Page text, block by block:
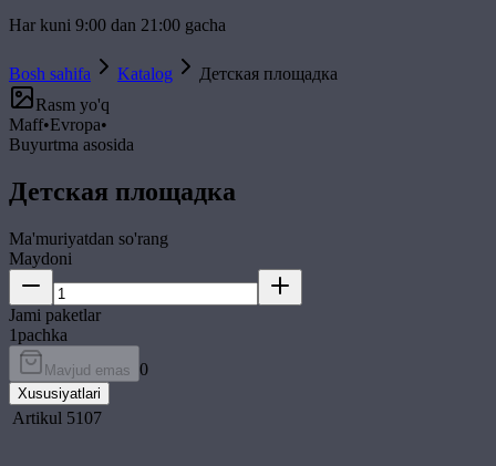
Har kuni 9:00 dan 21:00 gacha
Bosh sahifa Katalog
Детская площадка
Rasm yo'q
Maff•Evropa•
Buyurtma asosida
Детская площадка
Ma'muriyatdan so'rang
Maydoni
Jami paketlar
1pachka
Mavjud emas 0
Xususiyatlari
Artikul 5107